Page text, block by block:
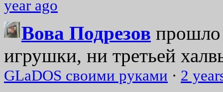
year ago
Вова Подрезов прошло
игрушки, ни третьей
GLaDOS своими руками · 2